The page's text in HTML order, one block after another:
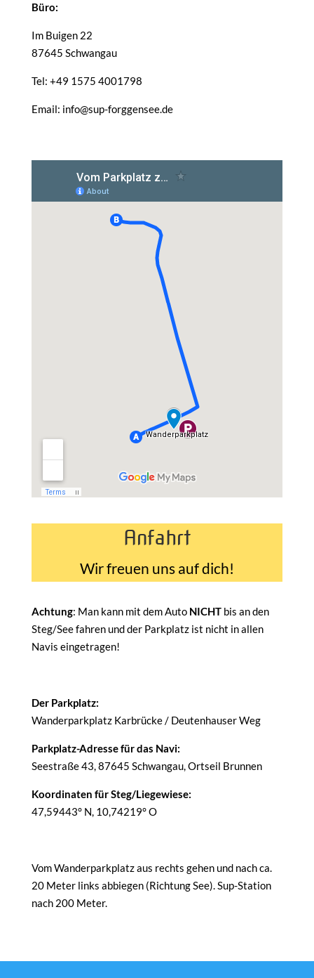
Büro:
Im Buigen 22
87645 Schwangau
Tel: +49 1575 4001798
Email: info@sup-forggensee.de
Anfahrt
Wir freuen uns auf dich!
Achtung: Man kann mit dem Auto NICHT bis an den
Steg/See fahren und der Parkplatz ist nicht in allen
Navis eingetragen!
Der Parkplatz:
Wanderparkplatz Karbrücke / Deutenhauser Weg
Parkplatz-Adresse für das Navi:
Seestraße 43, 87645 Schwangau, Ortseil Brunnen
Koordinaten für Steg/Liegewiese:
47,59443° N, 10,74219° O
Vom Wanderparkplatz aus rechts gehen und nach ca.
20 Meter links abbiegen (Richtung See). Sup-Station
nach 200 Meter.